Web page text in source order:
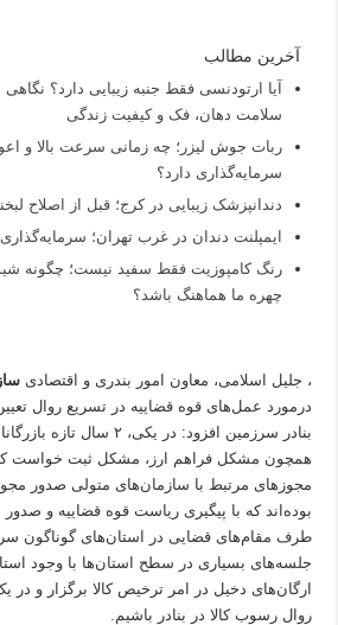
آخرین مطالب
آیا ارتودنسی فقط جنبه زیبایی دارد؟ نگاهی
سلامت دهان، فک و کیفیت زندگی
ربات جوش لیزر؛ چه زمانی سرعت بالا و
سرمایه‌گذاری دارد؟
دندانپزشک زیبایی در کرج؛ قبل از اصلاح
ایمپلنت دندان در غرب تهران؛ سرمایه‌گذاری
رنگ کامپوزیت فقط سفید نیست؛ چگونه
چهره ما هماهنگ باشد؟
، جلیل اسلامی، معاون امور بندری و اقتصادی
درمورد عمل‌های قوه قضاییه در تسریع روال
بنادر سرزمین افزود: در یکی،
همچون مشکل فراهم ارز، مشکل ثبت خواست
مجوزهای مرتبط با سازمان‌های متولی صدور
بوده‌اند که با پیگیری ریاست قوه قضاییه و صدور
طرف مقام‌های قضایی در استان‌های گوناگون
جلسه‌های بسیاری در سطح استان‌ها با وجود
ارگان‌های دخیل در امر ترخیص کالا برگزار و
روال رسوب کالا در بنادر باشیم.